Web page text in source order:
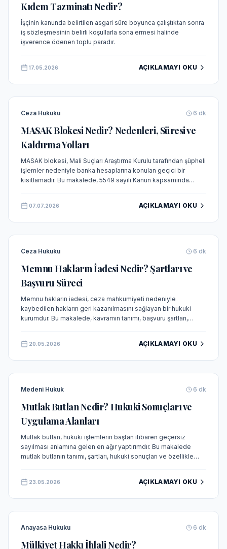
Kıdem Tazminatı Nedir?
İşçinin kanunda belirtilen asgari süre boyunca çalıştıktan sonra
iş sözleşmesinin belirli koşullarla sona ermesi halinde
işverence ödenen toplu paradır.
17.05.2026 AÇIKLAMAYI OKU
Ceza Hukuku 6 dk
MASAK Blokesi Nedir? Nedenleri, Süresi ve
Kaldırma Yolları
MASAK blokesi, Mali Suçları Araştırma Kurulu tarafından şüpheli
işlemler nedeniyle banka hesaplarına konulan geçici bir
kısıtlamadır. Bu makalede, 5549 sayılı Kanun kapsamında
07.07.2026 AÇIKLAMAYI OKU
Ceza Hukuku 6 dk
Memnu Hakların İadesi Nedir? Şartları ve
Başvuru Süreci
Memnu hakların iadesi, ceza mahkumiyeti nedeniyle
kaybedilen hakların geri kazanılmasını sağlayan bir hukuki
kurumdur. Bu makalede, kavramın tanımı, başvuru şartları,
20.05.2026 AÇIKLAMAYI OKU
Medeni Hukuk 6 dk
Mutlak Butlan Nedir? Hukuki Sonuçları ve
Uygulama Alanları
Mutlak butlan, hukuki işlemlerin baştan itibaren geçersiz
sayılması anlamına gelen en ağır yaptırımdır. Bu makalede
mutlak butlanın tanımı, şartları, hukuki sonuçları ve özellikle
23.05.2026 AÇIKLAMAYI OKU
Anayasa Hukuku 6 dk
Mülkiyet Hakkı İhlali Nedir?